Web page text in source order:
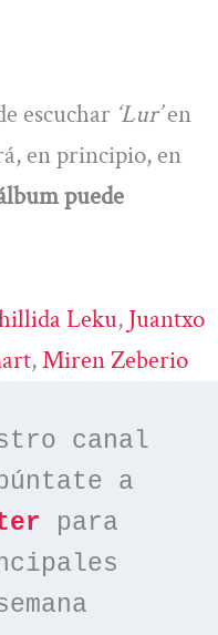
escuchar ‘Lur’en
en principio, en
puede
Leku, Juantxo
, Miren Zeberio
canal
a
para